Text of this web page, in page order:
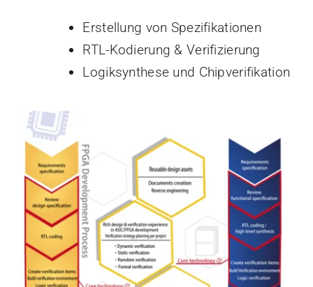
Erstellung von Spezifikationen
RTL-Kodierung & Verifizierung
Logiksynthese und Chipverifikation